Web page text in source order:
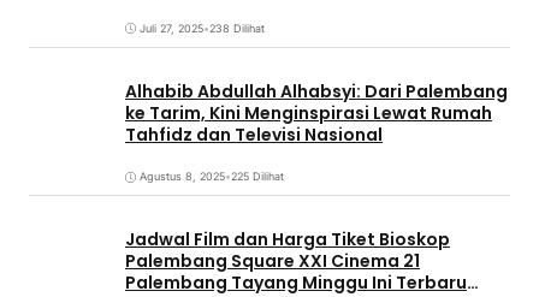
Juli 27, 2025•238 Dilihat
Alhabib Abdullah Alhabsyi: Dari Palembang
ke Tarim, Kini Menginspirasi Lewat Rumah
Tahfidz dan Televisi Nasional
Agustus 8, 2025•225 Dilihat
Jadwal Film dan Harga Tiket Bioskop
Palembang Square XXI Cinema 21
Palembang Tayang Minggu Ini Terbaru